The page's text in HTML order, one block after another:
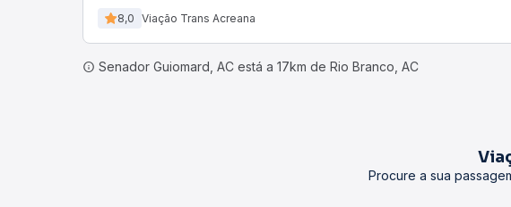
8,0 Viação Trans Acreana
Senador Guiomard, AC está a 17km de Rio Branco, AC
Procure a sua